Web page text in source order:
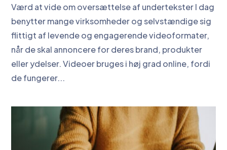
Værd at vide om oversættelse af undertekster I dag
benytter mange virksomheder og selvstændige sig
flittigt af levende og engagerende videoformater,
når de skal annoncere for deres brand, produkter
eller ydelser. Videoer bruges i høj grad online, fordi
de fungerer...